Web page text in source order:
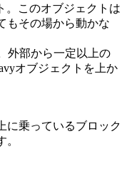
。このオブジェクトは
もその場から動かな
外部から一定以上の
オブジェクトを上か
に乗っているブロック